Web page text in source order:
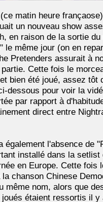
matin heure
un nouveau show
en raison de la sortie
le même jour (on en
Pretenders assurait à
Cette fois le
bien été joué, assez tôt
dessous pour voir la
par rapport à
direct entre
également l'absence de
installé dans la setlist
en Europe. Cette fois
la chanson Chinese
même nom, alors que
joués étaient ressortis il y